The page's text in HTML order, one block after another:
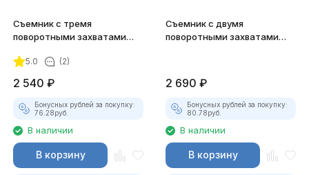
Съемник с тремя
поворотными захватами
5.0 (2)
2 540 ₽
Бонусных рублей за покупку:
76.28руб.
В наличии
В корзину
Съемник с двумя
поворотными захватами
2 690 ₽
Бонусных рублей за покупку:
80.78руб.
В наличии
В корзину